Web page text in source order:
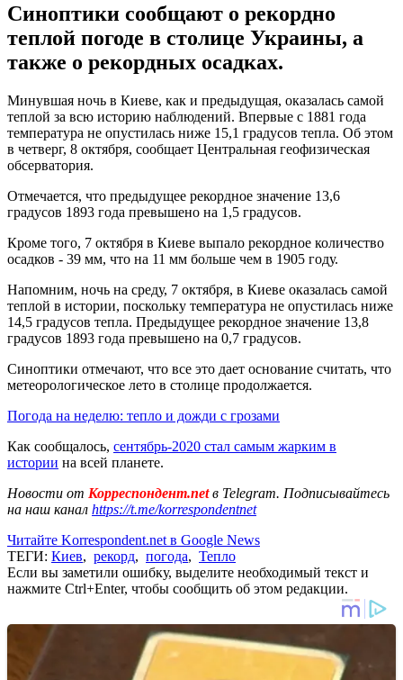
Синоптики сообщают о рекордно
теплой погоде в столице Украины, а
также о рекордных осадках.
Минувшая ночь в Киеве, как и предыдущая, оказалась самой
теплой за всю историю наблюдений. Впервые с 1881 года
температура не опустилась ниже 15,1 градусов тепла. Об этом
в четверг, 8 октября, сообщает Центральная геофизическая
обсерватория.
Отмечается, что предыдущее рекордное значение 13,6
градусов 1893 года превышено на 1,5 градусов.
Кроме того, 7 октября в Киеве выпало рекордное количество
осадков - 39 мм, что на 11 мм больше чем в 1905 году.
Напомним, ночь на среду, 7 октября, в Киеве оказалась самой
теплой в истории, поскольку температура не опустилась ниже
14,5 градусов тепла. Предыдущее рекордное значение 13,8
градусов 1893 года превышено на 0,7 градусов.
Синоптики отмечают, что все это дает основание считать, что
метеорологическое лето в столице продолжается.
Погода на неделю: тепло и дожди с грозами
Как сообщалось, сентябрь-2020 стал самым жарким в
истории на всей планете.
Новости от Корреспондент.netв Telegram. Подписывайтесь
на наш канал https://t.me/korrespondentnet
Читайте Korrespondent.net в Google News
ТЕГИ: Киев, рекорд, погода, Тепло
Если вы заметили ошибку, выделите необходимый текст и
нажмите Ctrl+Enter, чтобы сообщить об этом редакции.